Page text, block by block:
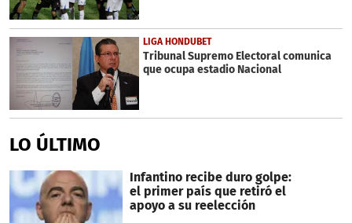
LIGA HONDUBET
Tribunal Supremo Electoral comunica
que ocupa estadio Nacional
LO ÚLTIMO
Infantino recibe duro golpe:
el primer país que retiró el
apoyo a su reelección